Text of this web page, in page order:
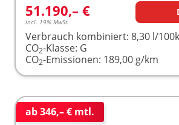
51.190,– €
incl. 19% MwSt.
Verbrauch kombiniert: 8,30 l/
CO2-Klasse: G
CO2-Emissionen: 189,00 g/km
ab 346,– € mtl.